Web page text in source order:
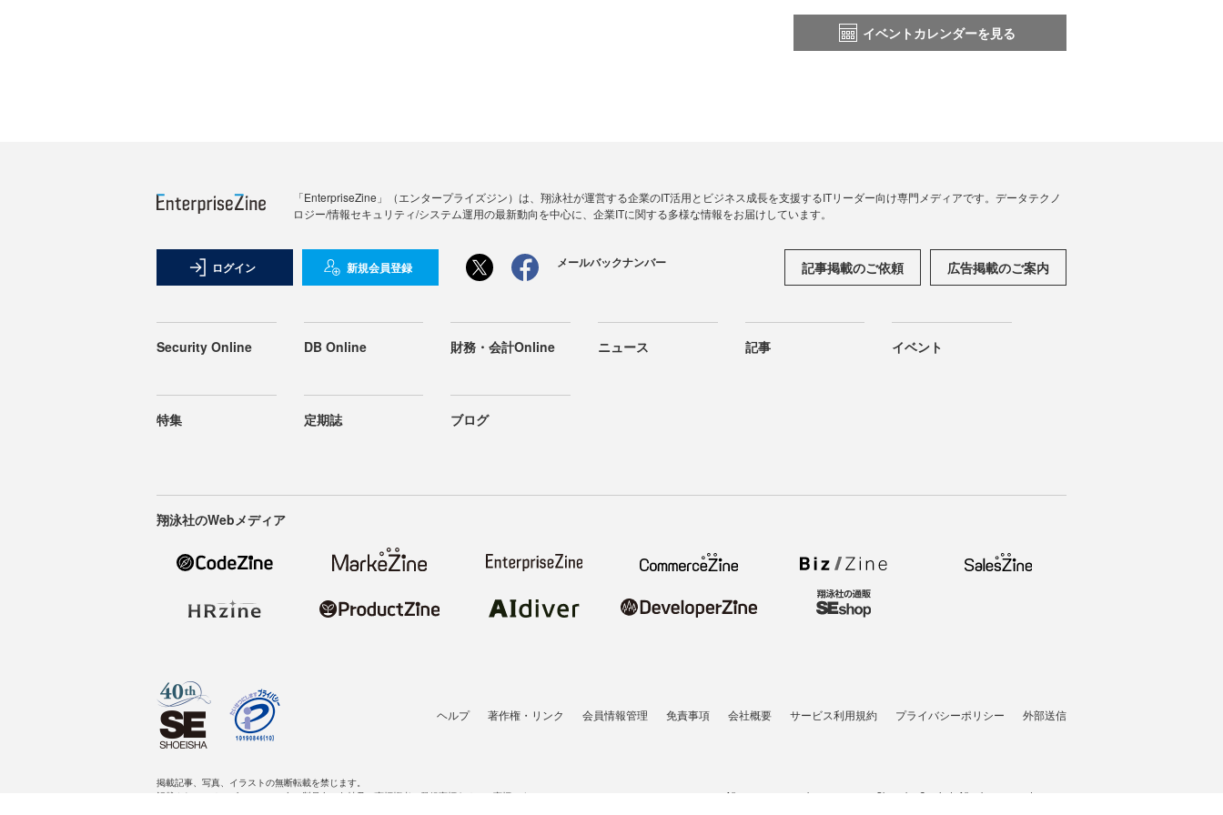
イベントカレンダーを見る
「EnterpriseZine」（エンタープライズジン）は、翔泳社が運営する企業のIT活用とビジネス成長を支援するITリーダー向け専門メディアです。データテクノ
ロジー/情報セキュリティ/システム運用の最新動向を中心に、企業ITに関する多様な情報をお届けしています。
ログイン 新規会員登録 メールバックナンバー 記事掲載のご依頼 広告掲載のご案内
Security Online DB Online 財務・会計Online ニュース 記事 イベント
特集 定期誌 ブログ
翔泳社のWebメディア
ヘルプ 著作権・リンク 会員情報管理 免責事項 会社概要 サービス利用規約 プライバシーポリシー 外部送信
掲載記事、写真、イラストの無断転載を禁じます。
記載されているロゴ、システム名、製品名は各社及び商標権者の登録商標あるいは商標です。
All contents copyright © 2007-2026 Shoeisha Co., Ltd. All rights reserved. ver.1.5